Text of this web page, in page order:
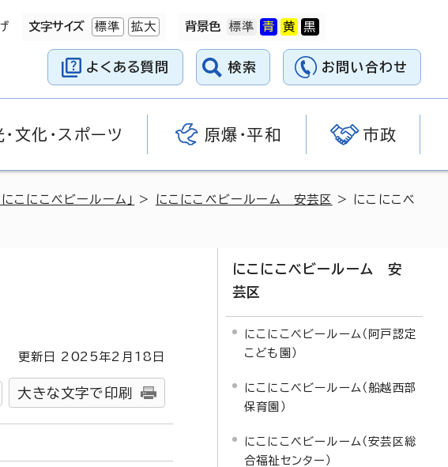
文字サイズ 標準 拡大 背景色
よくある質問 検索 お問い合わせ
文化・スポーツ 原爆・平和 市政
こにこベビールーム」 > にこにこベビールーム 安芸区 > にこにこベ
更新日 2025年2月 18 日
大きな文字で印刷
にこにこベビールーム 安
芸区
にこにこベビールーム（阿戸認定
こども園）
にこにこベビールーム（船越西部
保育園）
にこにこベビールーム（安芸区総
合福祉センター）